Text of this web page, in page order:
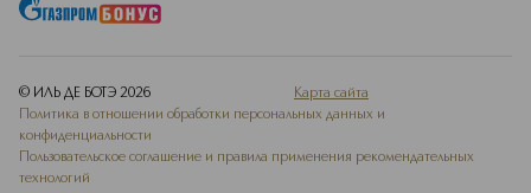
© ИЛЬ ДЕ БОТЭ 2026
Карта сайта
Политика в отношении обработки персональных данных и
конфиденциальности
Пользовательское соглашение и правила применения рекомендательных
технологий